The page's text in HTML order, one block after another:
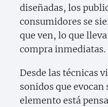
diseñadas, los
consumidores se
que ven, lo que
compra inmediatas.
Desde las técnicas
sonidos que evocan
elemento está